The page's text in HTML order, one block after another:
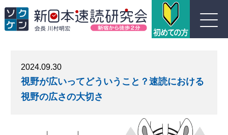
コース紹介
2024.09.30
視野が広いってどういうこと？速読における
視野の広さの大切さ